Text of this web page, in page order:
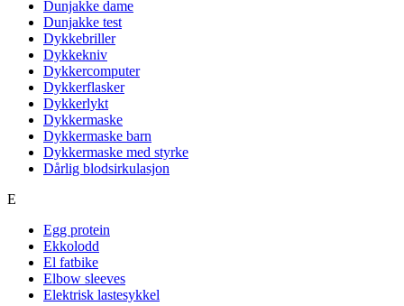
Dunjakke dame
Dunjakke test
Dykkebriller
Dykkekniv
Dykkercomputer
Dykkerflasker
Dykkerlykt
Dykkermaske
Dykkermaske barn
Dykkermaske med styrke
Dårlig blodsirkulasjon
E
Egg protein
Ekkolodd
El fatbike
Elbow sleeves
Elektrisk lastesykkel